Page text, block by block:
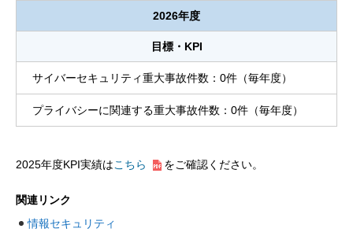
2026年度
目標・KPI
サイバーセキュリティ重大事故件数：0件（毎年度）
プライバシーに関連する重大事故件数：0件（毎年度）
2025年度KPI実績はこちら をご確認ください。
関連リンク
情報セキュリティ